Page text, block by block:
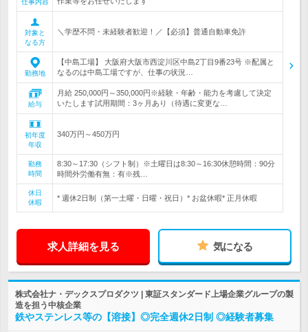
仕事内容
対象と
なる方
＼学歴不問・未経験者歓迎！／【必須】普通自動車免許
勤務地
【中島工場】 大阪府大阪市西淀川区中島2丁目9番23号 ※配属と
なるのは中島工場ですが、仕事の状況…
給与
月給 250,000円～350,000円※経験・年齢・能力を考慮して決定
いたします試用期間：3ヶ月あり（待遇に変更な…
初年度
年収
340万円～450万円
勤務
時間
8:30～17:30（シフト制）※土曜日は8:30～16:30休憩時間：90分
時間外労働有無：有※残…
休日
休暇
* 週休2日制（第一土曜・日曜・祝日）* お盆休暇* 正月休暇
求人詳細を見る 気になる
株式会社ナ・デックスプロダクツ | 東証スタンダード上場企業グループの製
造を担う中核企業
鉄やステンレス等の【溶接】◎完全週休2日制 ◎経験者募集